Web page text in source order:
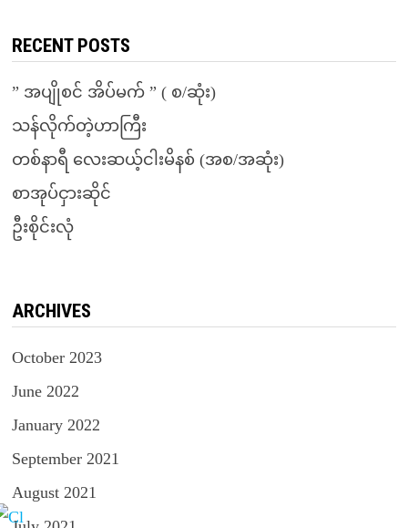
RECENT POSTS
” အပျိုစင် အိပ်မက် ” ( စ/ဆုံး)
သန်လိုက်တဲ့ဟာကြီး
တစ်နာရီ လေးဆယ့်ငါးမိနစ် (အစ/အဆုံး)
စာအုပ်ငှားဆိုင်
ဦးစိုင်းလုံ
ARCHIVES
October 2023
June 2022
January 2022
September 2021
August 2021